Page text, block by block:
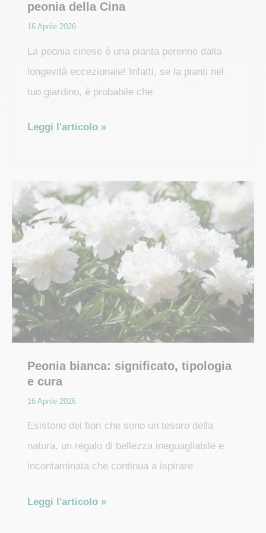
peonia della Cina
16 Aprile 2026
La peonia cinese è una pianta perenne dalla
longevità eccezionale! Infatti, se la pianti nel
tuo giardino, è probabile che
Peonia
e
fioritura
della
peonia
Cina
Leggi l'articolo »
Peonia bianca: significato, tipologia
e cura
16 Aprile 2026
Esistono dei fiori che sono un tesoro della
natura, un regalo di bellezza ineguagliabile e
incontaminata che continua a ispirare
Peonia
Leggi l'articolo »